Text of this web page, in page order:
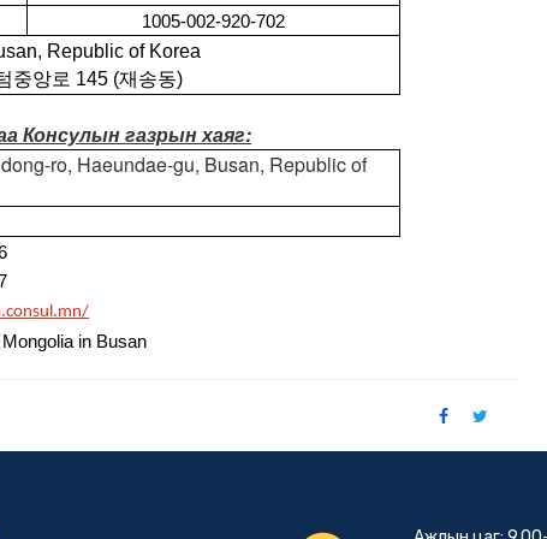
1005-002-920-702
gu, Busan, Republic of Korea
중앙로 145 (재송동)
Консулын газрын хаяг:
ro, Haeundae-gu, Busan, Republic of
in Busan